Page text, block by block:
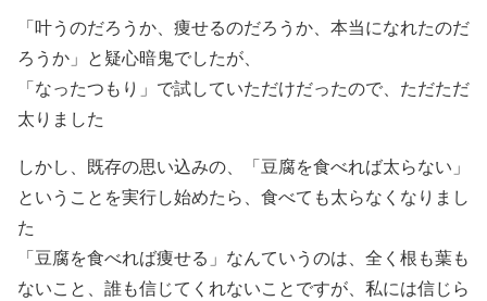
「叶うのだろうか、痩せるのだろうか、本当になれたのだ
ろうか」と疑心暗鬼でしたが、
「なったつもり」で試していただけだったので、ただただ
太りました
しかし、既存の思い込みの、「豆腐を食べれば太らない」
ということを実行し始めたら、食べても太らなくなりまし
た
「豆腐を食べれば痩せる」なんていうのは、全く根も葉も
ないこと、誰も信じてくれないことですが、私には信じら